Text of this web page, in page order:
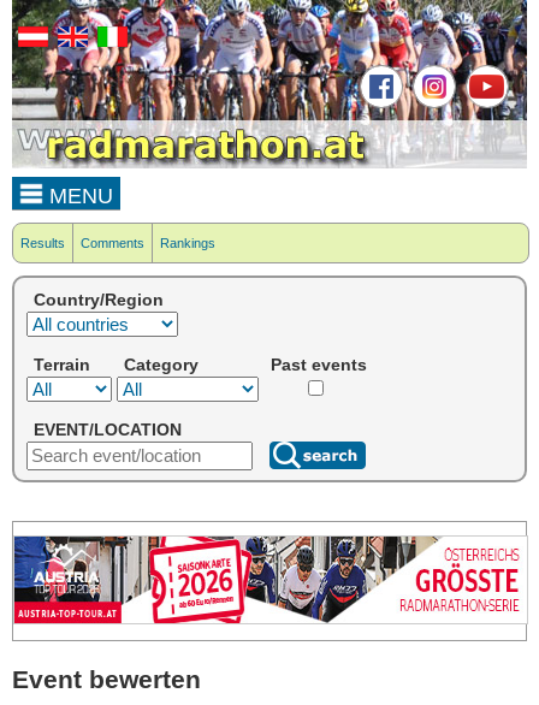
MENU
Results Comments Rankings
Country/Region
Terrain Category Past events
EVENT/LOCATION
Event bewerten